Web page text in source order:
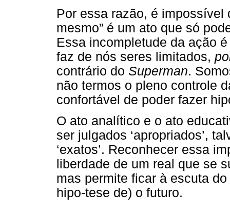
Por essa razão, é
mesmo” é um ato que só
Essa incompletude da ação
faz de nós seres limitados,
contrário do Superman.
não termos o pleno controle
confortável de poder fazer
O ato analítico e o ato
ser julgados ‘apropriados’,
‘exatos’. Reconhecer essa
liberdade de um real que se
mas permite ficar à escuta
hipo-tese de) o futuro.